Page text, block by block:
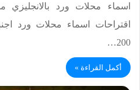
اقتراحات اسماء محلات ورد
200…
أكمل القراءة »